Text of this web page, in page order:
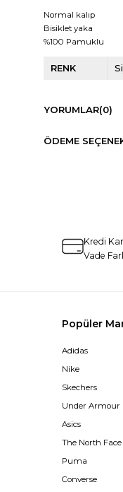
Normal kalıp
Bisiklet yaka
%100 Pamuklu
RENK
YORUMLAR(0)
ÖDEME
Kredi
Vade
Popüler
Adidas
Nike
Skechers
Under Armour
Asics
The North Face
Puma
Converse